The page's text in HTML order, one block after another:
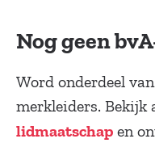
Nog geen
Word onderdeel
merkleiders. Bekijk
lidmaatschap en